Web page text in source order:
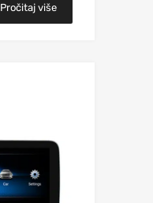
Pročitaj više